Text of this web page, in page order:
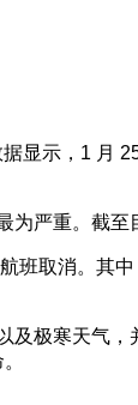
显示，1 月
严重。截至
班取消。其
及极寒天气